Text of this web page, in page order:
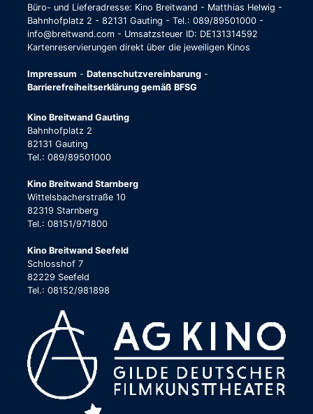
Büro- und Lieferadresse: Kino Breitwand - Matthias Helwig -
Bahnhofplatz 2 - 82131 Gauting - Tel.: 089/89501000 -
info@breitwand.com - Umsatzsteuer ID: DE131314592
Kartenreservierungen direkt über die jeweiligen Kinos
Impressum - Datenschutzvereinbarung -
Barrierefreiheitserklärung gemäß BFSG
Kino Breitwand Gauting
Bahnhofplatz 2
82131 Gauting
Tel.: 089/89501000
Kino Breitwand Starnberg
Wittelsbacherstraße 10
82319 Starnberg
Tel.: 08151/971800
Kino Breitwand Seefeld
Schlosshof 7
82229 Seefeld
Tel.: 08152/981898